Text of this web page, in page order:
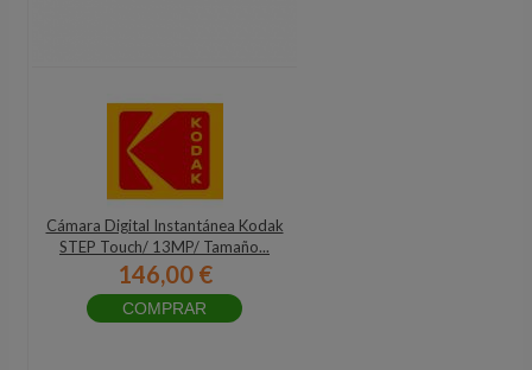
Cámara Digital Instantánea Kodak
STEP Touch/ 13MP/ Tamaño...
146,00 €
COMPRAR